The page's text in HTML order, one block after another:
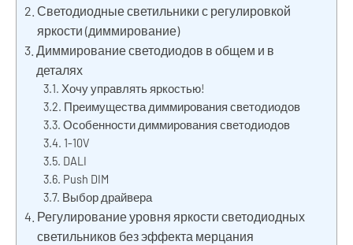
Светодиодные светильники с регулировкой
яркости (диммирование)
Диммирование светодиодов в общем и в
деталях
Хочу управлять яркостью!
Преимущества диммирования светодиодов
Особенности диммирования светодиодов
1-10V
DALI
Push DIM
Выбор драйвера
Регулирование уровня яркости светодиодных
светильников без эффекта мерцания